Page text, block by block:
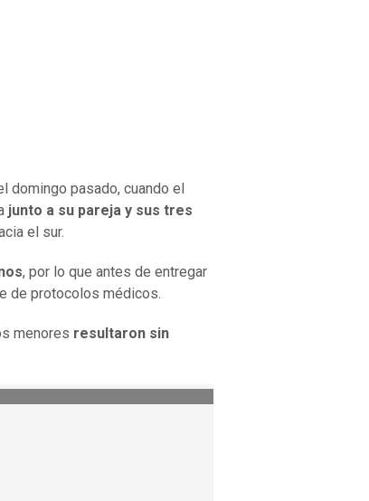
domingo pasado, cuando el
junto a su pareja y sus tres
el sur.
, por lo que antes de entregar
de protocolos médicos.
menores resultaron sin